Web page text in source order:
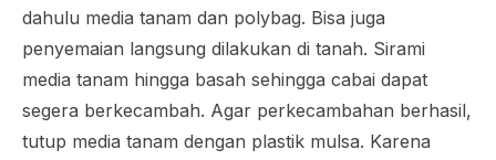
dahulu media tanam dan polybag. Bisa juga
penyemaian langsung dilakukan di tanah. Sirami
media tanam hingga basah sehingga cabai dapat
segera berkecambah. Agar perkecambahan berhasil,
tutup media tanam dengan plastik mulsa. Karena